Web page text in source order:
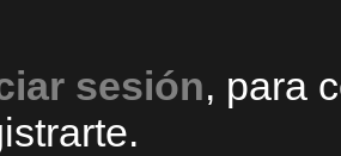
sesión, para